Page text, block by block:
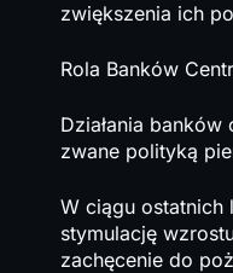
zwiększenia ich
Rola Banków
Działania
zwane polityką
W ciągu ostatnich
stymulację
zachęcenie do